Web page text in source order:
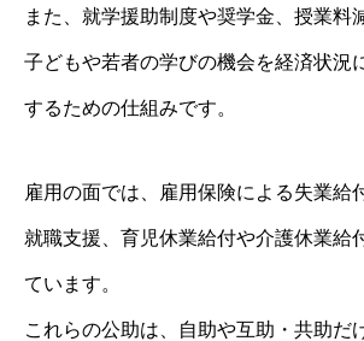
また、就学援助制度や奨学金、授業料
子どもや若者の学びの機会を経済状況
するための仕組みです。
雇用の面では、雇用保険による失業給
就職支援、育児休業給付や介護休業給
ています。
これらの公助は、自助や互助・共助だ